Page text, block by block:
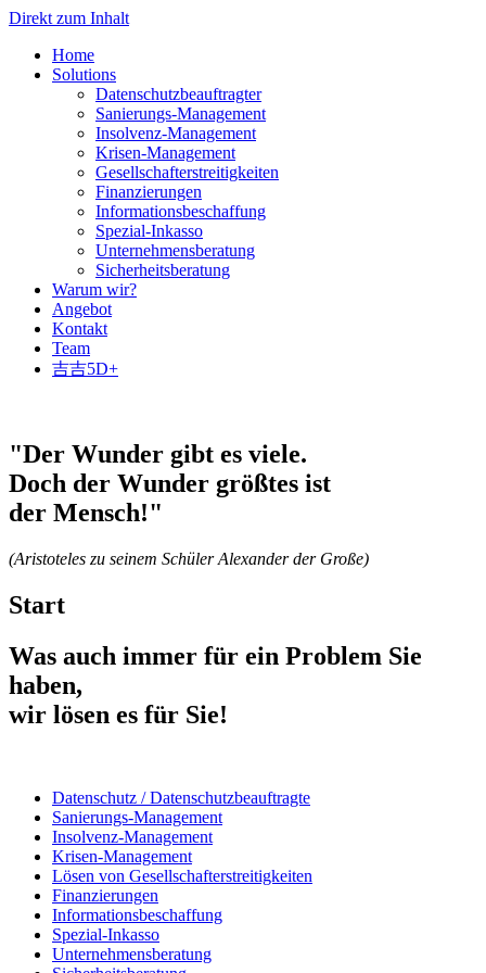
Direkt zum Inhalt
Home
Solutions
Datenschutzbeauftragter
Sanierungs-Management
Insolvenz-Management
Krisen-Management
Gesellschafterstreitigkeiten
Finanzierungen
Informationsbeschaffung
Spezial-Inkasso
Unternehmensberatung
Sicherheitsberatung
Warum wir?
Angebot
Kontakt
Team
吉吉5D+
"Der Wunder gibt es viele.
Doch der Wunder größtes ist
der Mensch!"
(Aristoteles zu seinem Schüler Alexander der Große)
Start
Was auch immer für ein Problem Sie
haben,
wir lösen es für Sie!
Datenschutz / Datenschutzbeauftragte
Sanierungs-Management
Insolvenz-Management
Krisen-Management
Lösen von Gesellschafterstreitigkeiten
Finanzierungen
Informationsbeschaffung
Spezial-Inkasso
Unternehmensberatung